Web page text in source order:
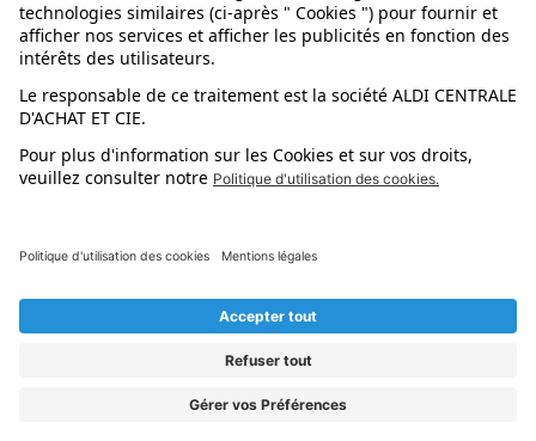
Évènements
L'application mobile